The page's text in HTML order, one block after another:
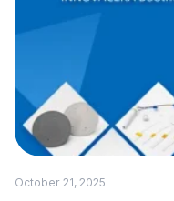
October 21, 2025